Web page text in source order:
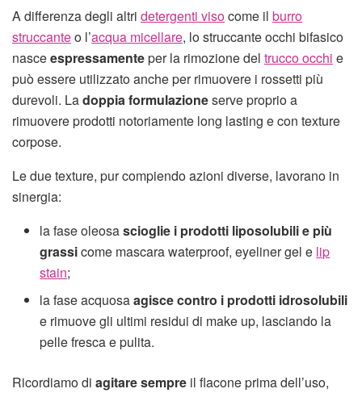
A differenza degli altri detergenti visocome il burro
struccanteo l’acqua micellare, lo struccante occhi bifasico
nasceespressamenteper la rimozione del trucco occhi e
può essere utilizzato anche per rimuovere i rossetti più
durevoli. Ladoppia formulazioneserve proprio a
rimuovere prodotti notoriamente long lasting e con texture
corpose.
Le due texture, pur compiendo azioni diverse, lavorano in
sinergia:
la fase oleosascioglie i prodotti liposolubili e più
grassicome mascara waterproof, eyeliner gel e lip
stain;
la fase acquosaagisce contro i prodotti idrosolubili
e rimuove gli ultimi residui di make up, lasciando la
pelle fresca e pulita.
Ricordiamo di agitare sempre il flacone prima dell’uso,